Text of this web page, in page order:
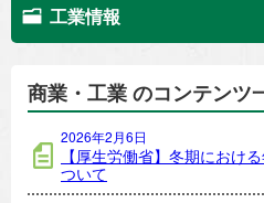
工業情報
商業・工業 のコンテンツ
2026年2月6日
【厚生労働省】冬期におけ
ついて